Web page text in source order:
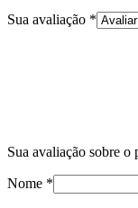
Sua avaliação *
Sua avaliação sobre o
Nome *